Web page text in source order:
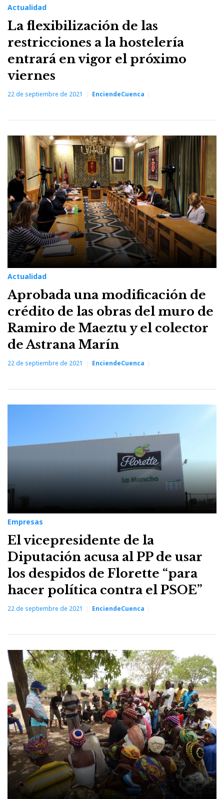
Actualidad
La flexibilización de las
restricciones a la hostelería
entrará en vigor el próximo
viernes
22 de septiembre de 2021 EnciendeCuenca
Actualidad
Aprobada una modificación de
crédito de las obras del muro de
Ramiro de Maeztu y el colector
de Astrana Marín
22 de septiembre de 2021 EnciendeCuenca
Empresas
El vicepresidente de la
Diputación acusa al PP de usar
los despidos de Florette “para
hacer política contra el PSOE”
22 de septiembre de 2021 EnciendeCuenca